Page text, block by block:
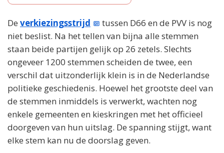
De verkiezingsstrijd
tussen D66 en de PVV is nog
niet beslist. Na het tellen van bijna alle stemmen
staan beide partijen gelijk op 26 zetels. Slechts
ongeveer 1200 stemmen scheiden de twee, een
verschil dat uitzonderlijk klein is in de Nederlandse
politieke geschiedenis. Hoewel het grootste deel van
de stemmen inmiddels is verwerkt, wachten nog
enkele gemeenten en kieskringen met het officieel
doorgeven van hun uitslag. De spanning stijgt, want
elke stem kan nu de doorslag geven.